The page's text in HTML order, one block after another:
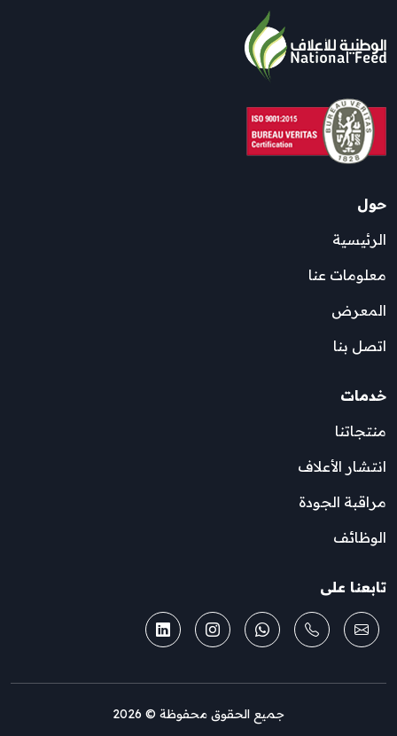
حول
الرئيسية
معلومات عنا
المعرض
اتصل بنا
خدمات
منتجاتنا
انتشار الأعلاف
مراقبة الجودة
الوظائف
تابعنا على
جميع الحقوق محفوظة © 2026